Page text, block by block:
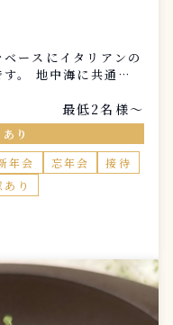
ースにイタリアンの
。 地中海に共通す
なりの感性で重ね合
今夏のテーマは
強い日差しに照ら
広がるハーブの香り
の空気を感じるよう
います。 茄子やズ
みずみずしさ。 オ
ンや酢橘の酸味を重
ことで、味わいに
はあくまでシンプル
った技法で素材の輪
ぎない、夏らしい
、コースの中にはあ
最低2名様〜
り
年会 忘年会
接待
り